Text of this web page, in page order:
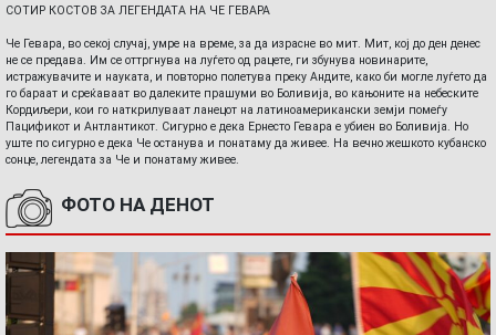
СОТИР КОСТОВ ЗА ЛЕГЕНДАТА НА ЧЕ ГЕВАРА
Че Гевара, во секој случај, умре на време, за да израсне во мит. Мит, кој до ден денес
не се предава. Им се оттргнува на луѓето од рацете, ги збунува новинарите,
истражувачите и науката, и повторно полетува преку Андите, како би могле луѓето да
го бараат и среќаваат во далеките прашуми во Боливија, во кањоните на небеските
Кордиљери, кои го наткрилуваат ланецот на латиноамерикански земји помеѓу
Пацификот и Антлантикот. Сигурно е дека Ернесто Гевара е убиен во Боливија. Но
уште по сигурно е дека Че останува и понатаму да живее. На вечно жешкото кубанско
сонце, легендата за Че и понатаму живее.
ФОТО НА ДЕНОТ